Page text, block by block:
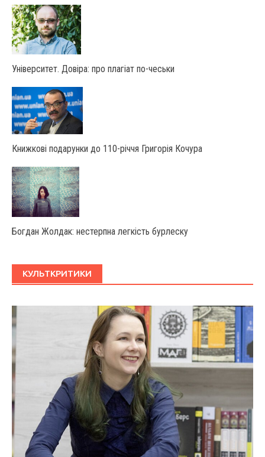
Університет. Довіра: про плагіат по-чеськи
Книжкові подарунки до 110-річчя Григорія Кочура
Богдан Жолдак: нестерпна легкість бурлеску
КУЛЬТКРИТИКИ